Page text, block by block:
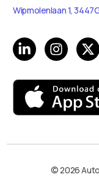
Wipmolenlaan 1,
© 2026